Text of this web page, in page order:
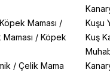
Maması /
/Köpek
/Çelik Mama
Kuşu
Kuş